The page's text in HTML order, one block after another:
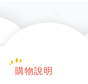
購物說明